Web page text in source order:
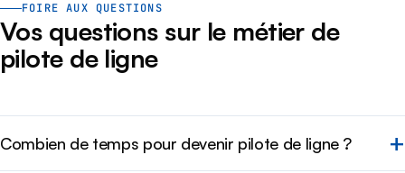
FOIRE AUX QUESTIONS
Vos questions sur le métier de
pilote de ligne
Combien de temps pour devenir pilote de ligne ?